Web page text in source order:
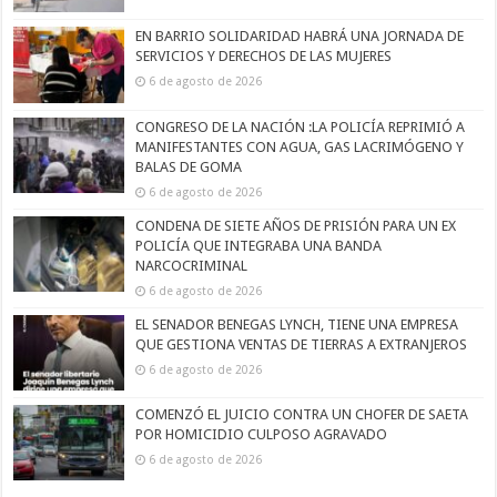
EN BARRIO SOLIDARIDAD HABRÁ UNA JORNADA DE
SERVICIOS Y DERECHOS DE LAS MUJERES
6 de agosto de 2026
CONGRESO DE LA NACIÓN :LA POLICÍA REPRIMIÓ A
MANIFESTANTES CON AGUA, GAS LACRIMÓGENO Y
BALAS DE GOMA
6 de agosto de 2026
CONDENA DE SIETE AÑOS DE PRISIÓN PARA UN EX
POLICÍA QUE INTEGRABA UNA BANDA
NARCOCRIMINAL
6 de agosto de 2026
EL SENADOR BENEGAS LYNCH, TIENE UNA EMPRESA
QUE GESTIONA VENTAS DE TIERRAS A EXTRANJEROS
6 de agosto de 2026
COMENZÓ EL JUICIO CONTRA UN CHOFER DE SAETA
POR HOMICIDIO CULPOSO AGRAVADO
6 de agosto de 2026